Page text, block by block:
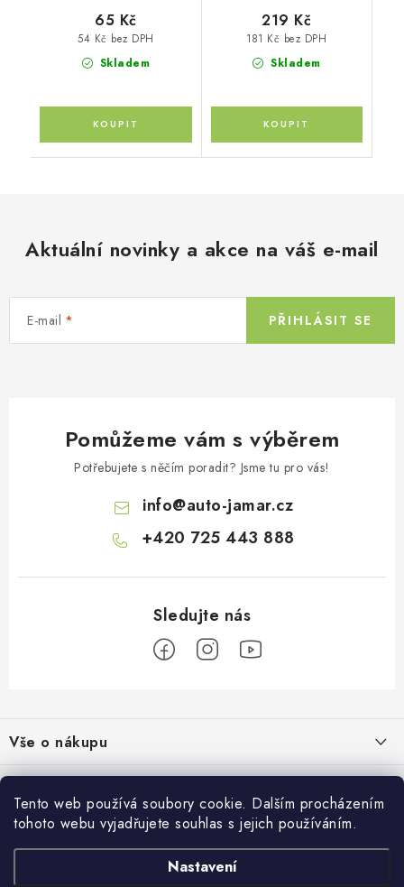
Tento web používá soubory cookie. Dalším procházením
tohoto webu vyjadřujete souhlas s jejich používáním.
Nastavení
Skladem
54 Kč bez DPH
65 Kč
Skladem
181 Kč bez DPH
219 Kč
Aktuální novinky a akce na váš e-mail
E-mail PŘIHLÁSIT SE
Pomůžeme vám s výběrem
Potřebujete s něčím poradit? Jsme tu pro vás!
info@auto-jamar.cz
+420 725 443 888
p
a
Vše o nákupu
Doprava a platba
Vrácení a výměna
Reklamace
Obchodní podmínky
O nás
Kontakty
Prodejna
Přijímáme online platby